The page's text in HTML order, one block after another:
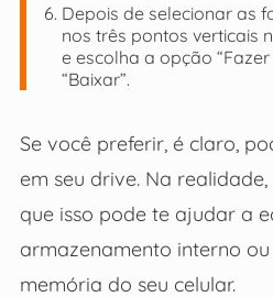
Depois de selecionar as
nos três pontos verticais
e escolha a opção
“Baixar”.
Se você preferir, é claro,
em seu drive. Na
que isso pode te ajudar a
armazenamento interno
memória do seu celular.